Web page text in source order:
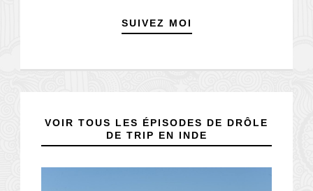
SUIVEZ MOI
VOIR TOUS LES ÉPISODES DE DRÔLE
DE TRIP EN INDE